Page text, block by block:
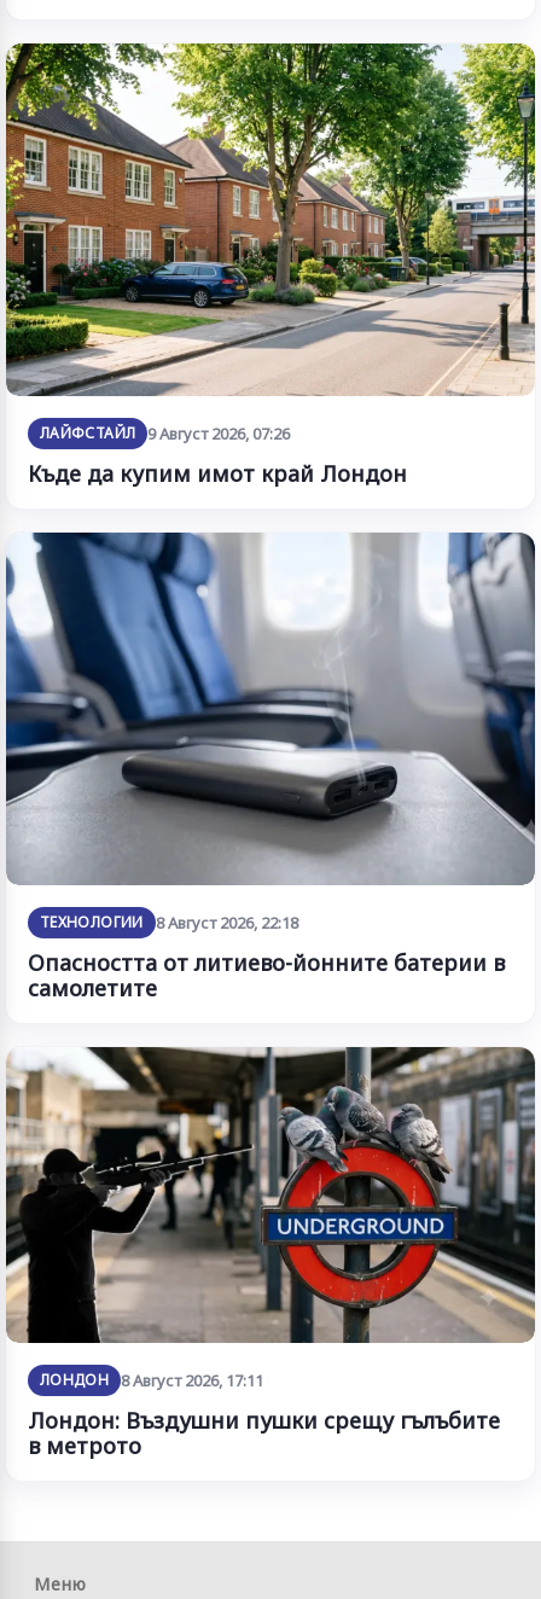
ЛАЙФСТАЙЛ 9 Август 2026, 07:26
Къде да купим имот край Лондон
ТЕХНОЛОГИИ 8 Август 2026, 22:18
Опасността от литиево-йонните батерии в
самолетите
ЛОНДОН 8 Август 2026, 17:11
Лондон: Въздушни пушки срещу гълъбите
в метрото
Меню